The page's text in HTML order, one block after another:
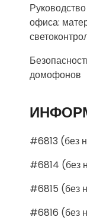
офиса:
домофонов
#6813 (без
#6814 (без
#6815 (без
#6816 (без